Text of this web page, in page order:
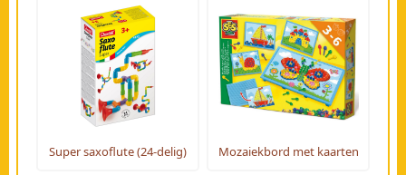
Super saxoflute (24-delig) Mozaiekbord met kaarten